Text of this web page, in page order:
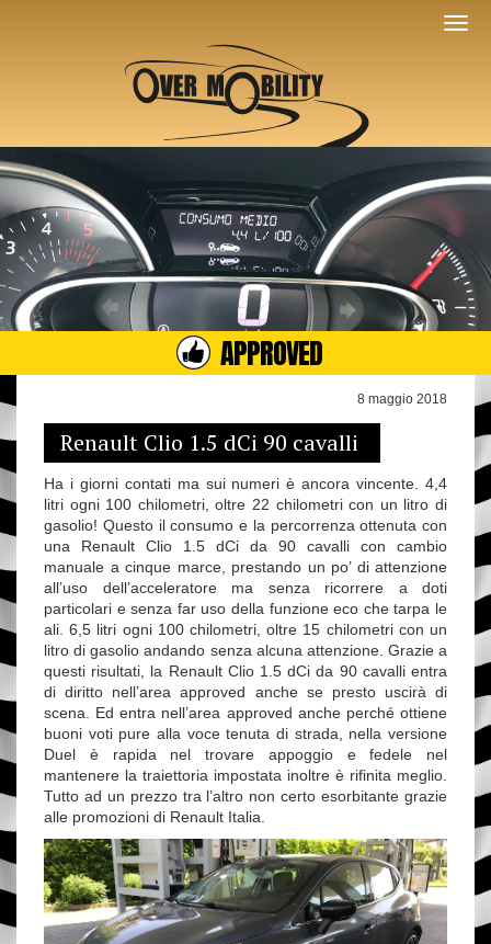
APPROVED
8 maggio 2018
Renault Clio 1.5 dCi 90 cavalli
Ha i giorni contati ma sui numeri è ancora vincente. 4,4
litri ogni 100 chilometri, oltre 22 chilometri con un litro di
gasolio! Questo il consumo e la percorrenza ottenuta con
una Renault Clio 1.5 dCi da 90 cavalli con cambio
manuale a cinque marce, prestando un po’ di attenzione
all’uso dell’acceleratore ma senza ricorrere a doti
particolari e senza far uso della funzione eco che tarpa le
ali. 6,5 litri ogni 100 chilometri, oltre 15 chilometri con un
litro di gasolio andando senza alcuna attenzione. Grazie a
questi risultati, la Renault Clio 1.5 dCi da 90 cavalli entra
di diritto nell’area approved anche se presto uscirà di
scena. Ed entra nell’area approved anche perché ottiene
buoni voti pure alla voce tenuta di strada, nella versione
Duel è rapida nel trovare appoggio e fedele nel
mantenere la traiettoria impostata inoltre è rifinita meglio.
Tutto ad un prezzo tra l’altro non certo esorbitante grazie
alle promozioni di Renault Italia.